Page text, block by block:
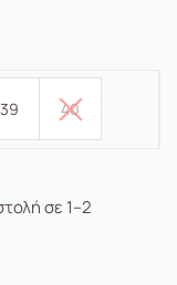
39 40
σε 1–2